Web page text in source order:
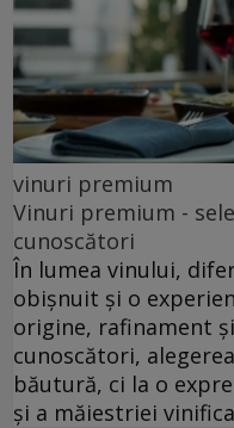
vinuri premium
Vinuri premium -
cunoscători
În lumea vinului,
obișnuit și o
origine, rafinament
cunoscători,
băutură, ci la o
și a măiestriei